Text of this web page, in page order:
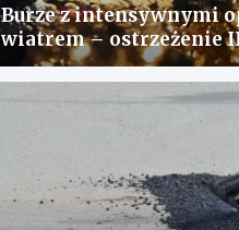
Burze z intensywnymi
wiatrem – ostrzeżenie